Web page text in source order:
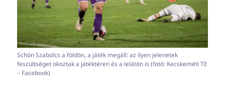
Schön Szabolcs a földön, a játék megáll: az ilyen jelenetek
feszültséget okoztak a játéktéren és a lelátón is (fotó: Kecskeméti TE
– Facebook)